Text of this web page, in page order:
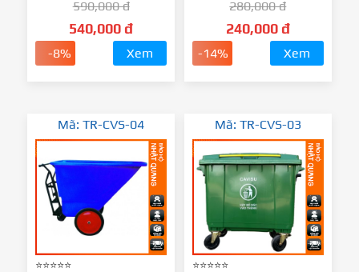
590,000 đ
540,000 đ
-8% Xem
280,000 đ
240,000 đ
-14% Xem
Mã: TR-CVS-04
⭐⭐⭐⭐⭐
Mã: TR-CVS-03
⭐⭐⭐⭐⭐